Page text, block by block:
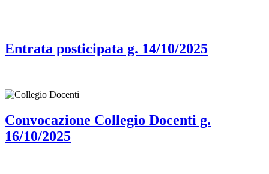
Entrata posticipata g. 14/10/2025
Convocazione Collegio Docenti g.
16/10/2025